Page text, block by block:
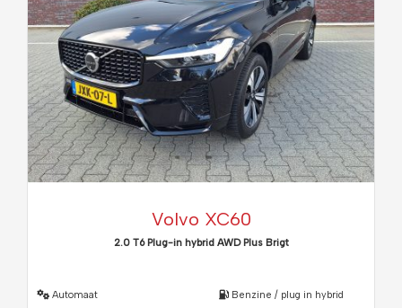
Volvo XC60
2.0 T6 Plug-in hybrid AWD Plus Brigt
Automaat
Benzine / plug in hybrid